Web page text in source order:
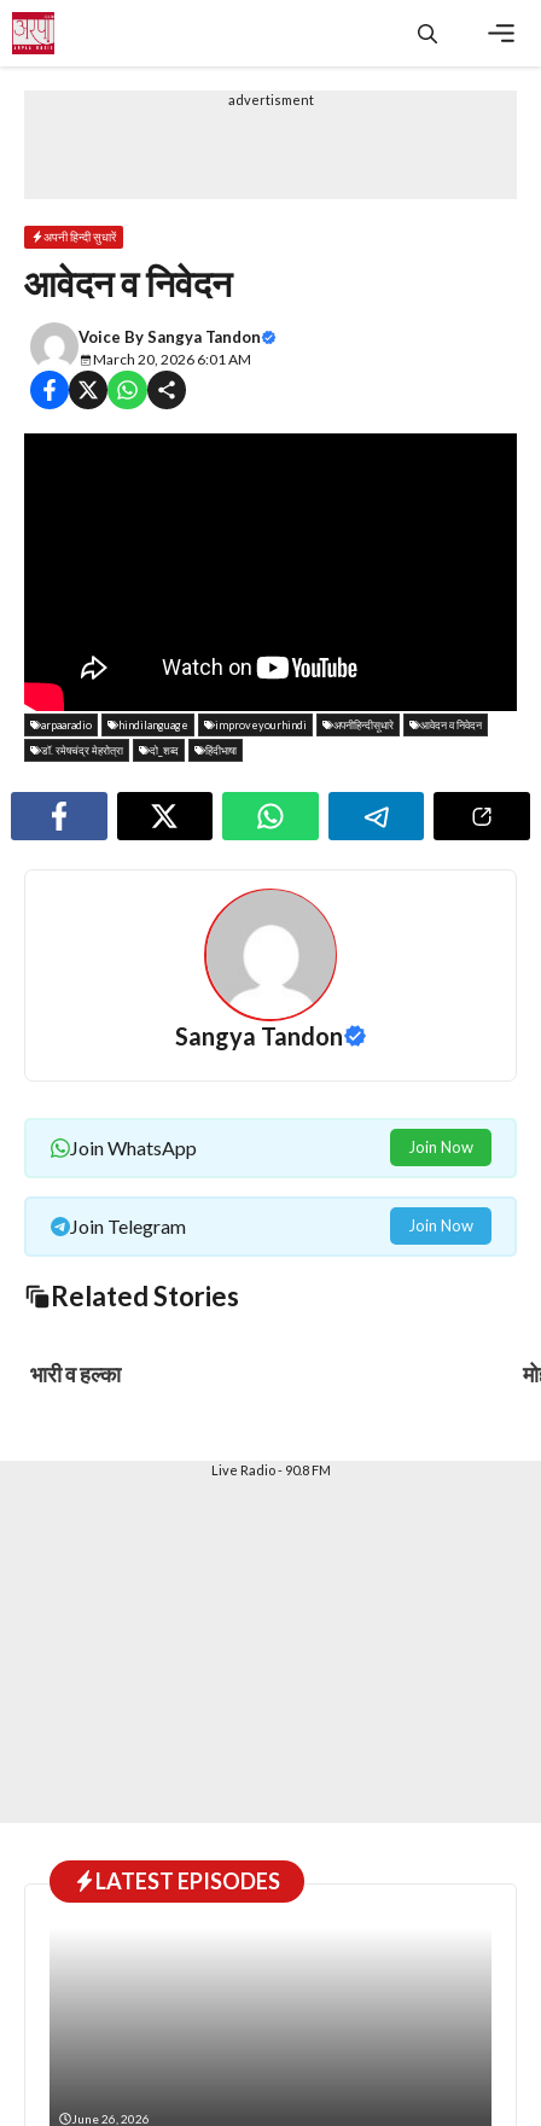
Skip
to
content
advertisment
अपनी हिन्दी सुधारें
आवेदन व निवेदन
Voice BySangya Tandon
March 20, 2026 6:01 AM
arpaaradio hindilanguage improveyourhindi अपनीहिन्दीसूधारे
आवेदन व निवेदन
डॉ. रमेषचंद्र मेहरोत्रा
दो_शब्द हिंदीभाषा
Sangya Tandon
Join WhatsApp Join Now
Join Telegram Join Now
Related Stories
भारी व हल्का
Live Radio - 90.8 FM
LATEST EPISODES
June 26, 2026